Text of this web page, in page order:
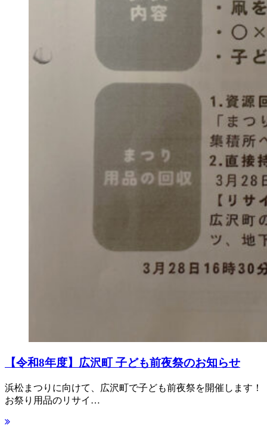
【令和8年度】広沢町 子ども前夜祭のお知らせ
浜松まつりに向けて、広沢町で子ども前夜祭を開催します！
お祭り用品のリサイ…